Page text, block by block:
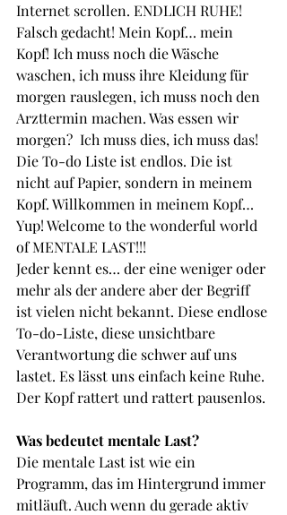
Internet scrollen. ENDLICH RUHE!
Falsch gedacht! Mein Kopf… mein
Kopf! Ich muss noch die Wäsche
waschen, ich muss ihre Kleidung für
morgen rauslegen, ich muss noch den
Arzttermin machen. Was essen wir
morgen?  Ich muss dies, ich muss das!
Die To-do Liste ist endlos. Die ist
nicht auf Papier, sondern in meinem
Kopf. Willkommen in meinem Kopf…
Yup! Welcome to the wonderful world
of MENTALE LAST!!!
Jeder kennt es… der eine weniger oder
mehr als der andere aber der Begriff
ist vielen nicht bekannt. Diese endlose
To-do-Liste, diese unsichtbare
Verantwortung die schwer auf uns
lastet. Es lässt uns einfach keine Ruhe.
Der Kopf rattert und rattert pausenlos.
Was bedeutet mentale Last?
Die mentale Last ist wie ein
Programm, das im Hintergrund immer
mitläuft. Auch wenn du gerade aktiv